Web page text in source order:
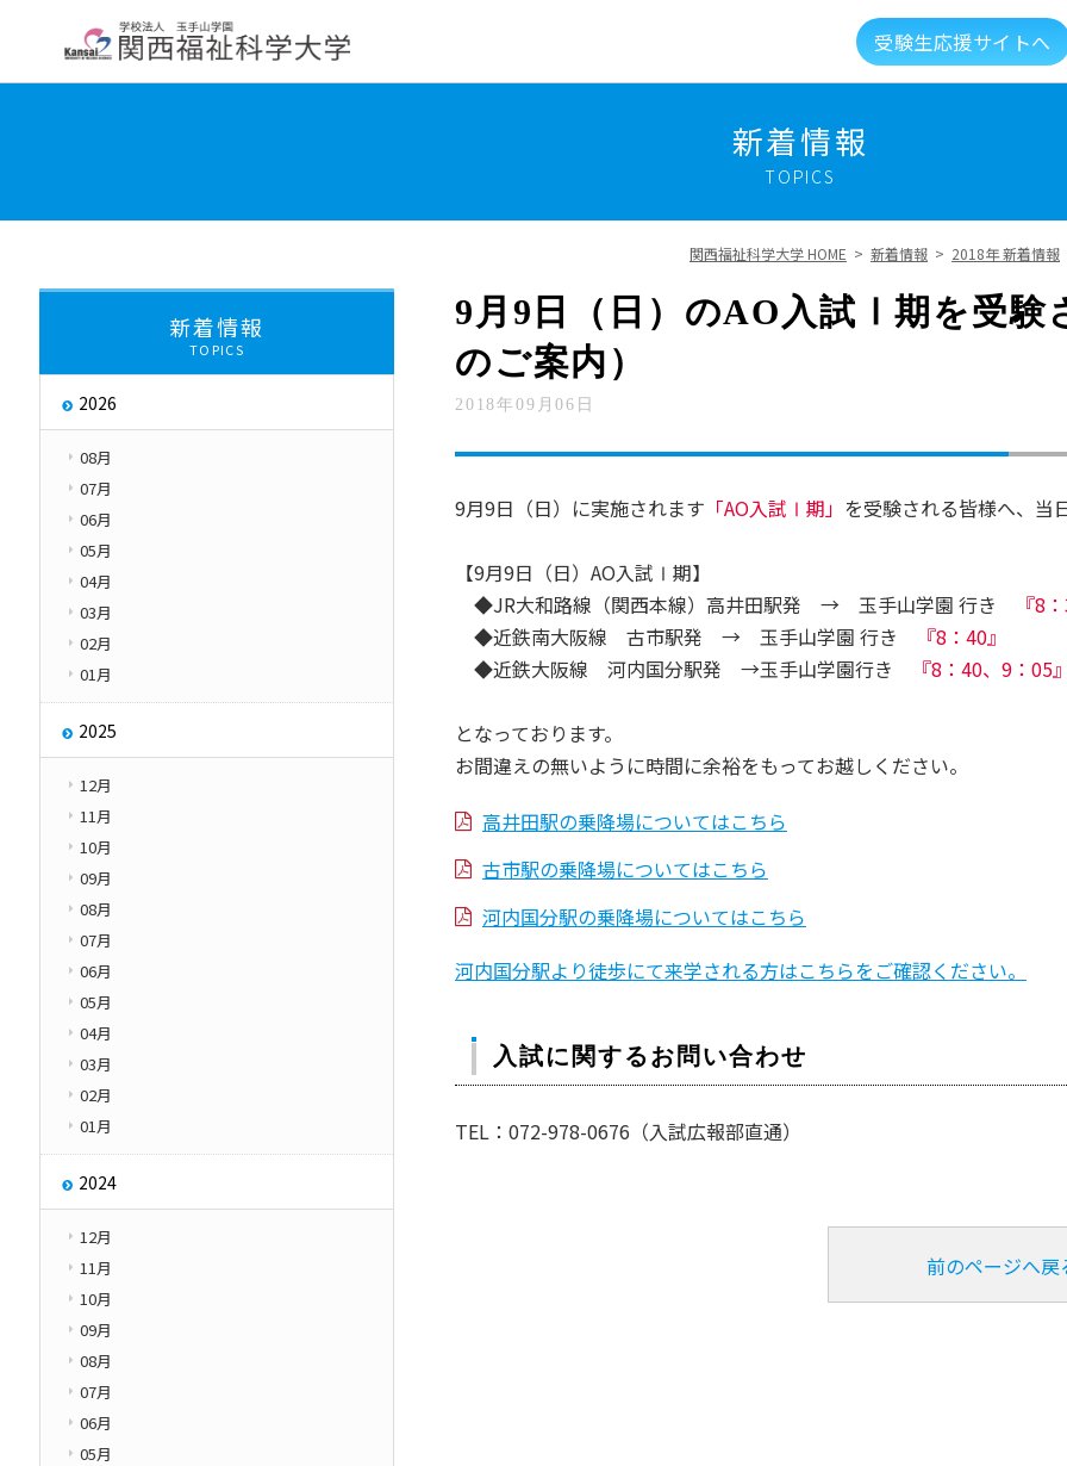
受験生応援サイトへ
交通アクセス
取り組み 総合福祉科学学会
その他
Other
同窓会 大学広報誌「福科大通信」
新着情報
TOPICS
関西福祉科学大学 HOME > 新着情報 > 2018年 新着情報
9月9日（日）のAO入試Ⅰ期を受験
のご案内）
2018年09月06日
9月9日（日）に実施されます 「AO入試Ⅰ期」 を受験される皆様へ、当
【9月9日（日）AO入試Ⅰ期】
◆JR大和路線（関西本線）高井田駅発 → 玉手山学園 行き
『8
◆近鉄南大阪線 古市駅発 → 玉手山学園 行き
『8：40』
◆近鉄大阪線 河内国分駅発 →玉手山学園行き
『8：40、9：05
となっております。
お間違えの無いように時間に余裕をもってお越しください。
高井田駅の乗降場についてはこちら
古市駅の乗降場についてはこちら
河内国分駅の乗降場についてはこちら
河内国分駅より徒歩にて来学される方はこちらをご確認ください。
入試に関するお問い合わせ
TEL：072-978-0676（入試広報部直通）
前のページへ戻
新着情報
TOPICS
2026
08月
07月
06月
05月
04月
03月
02月
01月
2025
12月
11月
10月
09月
08月
07月
06月
05月
04月
03月
02月
01月
2024
12月
11月
10月
09月
08月
07月
06月
05月